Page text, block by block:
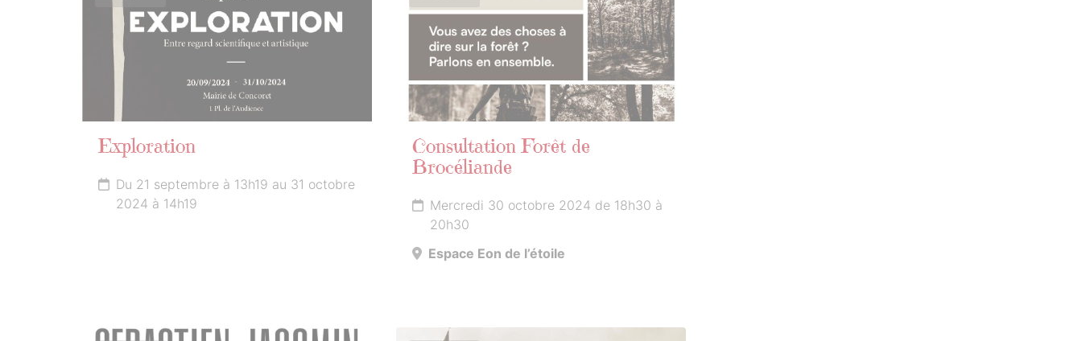
Exploration
Du 21 septembre à 13h19 au 31 octobre
2024 à 14h19
Consultation Forêt de
Brocéliande
Mercredi 30 octobre 2024 de 18h30 à
20h30
Espace Eon de l’étoile